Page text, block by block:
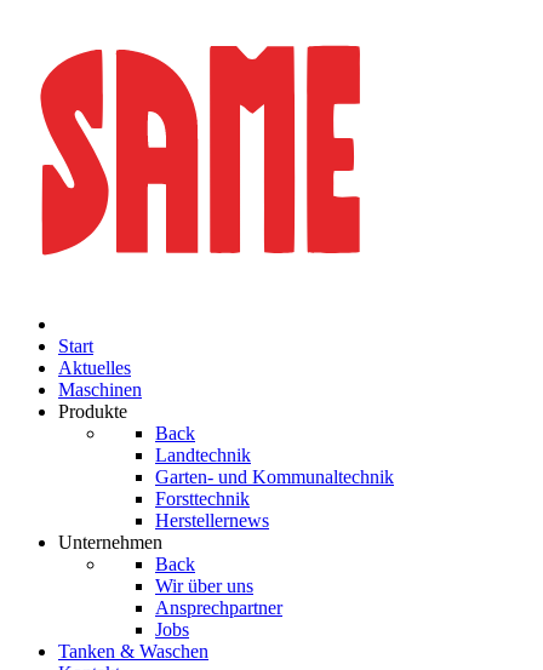
Start
Aktuelles
Maschinen
Produkte
Back
Landtechnik
Garten- und Kommunaltechnik
Forsttechnik
Herstellernews
Unternehmen
Back
Wir über uns
Ansprechpartner
Jobs
Tanken & Waschen